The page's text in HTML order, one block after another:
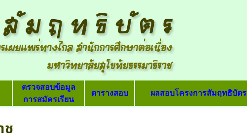
ตรวจสอบข้อมูล
การสมัครเรียน
ตารางสอบ ผลสอบโครงการสัมฤทธิบัตร